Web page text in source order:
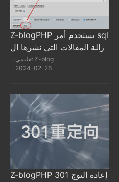
Z-blogPHP يستخدم أمر sql
لإزالة المقالات التي نشرها ال
مستخدمون المحددون بشكل
جماعي
تعليمي Z-blog
2024-02-26
Z-blogPHP 301 إعادة التوج